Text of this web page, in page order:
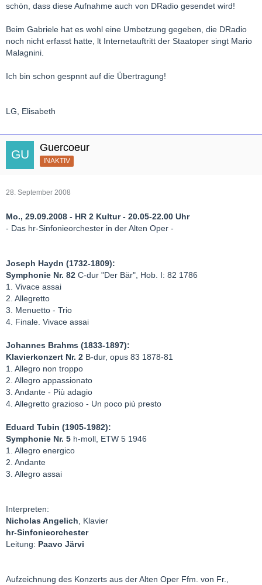
auf. Als er seinen späteren Librettisten, den Dichterkomponisten
Überarbeitung unterzogen. Zum großen Publikumsrenner ist sie
dennoch nicht geworden.
schön, dass diese Aufnahme auch von DRadio gesendet wird!
Beim Gabriele hat es wohl eine Umbetzung gegeben, die DRadio
noch nicht erfasst hatte, lt Internetauftritt der Staatoper singt Mario
Malagnini.
Ich bin schon gespnnt auf die Übertragung!
LG, Elisabeth
Guercoeur
INAKTIV
28. September 2008
Mo., 29.09.2008 - HR 2 Kultur - 20.05-22.00 Uhr
- Das hr-Sinfonieorchester in der Alten Oper -
Joseph Haydn (1732-1809):
Symphonie Nr. 82 C-dur "Der Bär", Hob. I: 82 1786
1. Vivace assai
2. Allegretto
3. Menuetto - Trio
4. Finale. Vivace assai
Johannes Brahms (1833-1897):
Klavierkonzert Nr. 2 B-dur, opus 83 1878-81
1. Allegro non troppo
2. Allegro appassionato
3. Andante - Più adagio
4. Allegretto grazioso - Un poco più presto
Eduard Tubin (1905-1982):
Symphonie Nr. 5 h-moll, ETW 5 1946
1. Allegro energico
2. Andante
3. Allegro assai
Interpreten:
Nicholas Angelich , Klavier
hr-Sinfonieorchester
Leitung: Paavo Järvi
Aufzeichnung des Konzerts aus der Alten Oper Ffm. von Fr.,